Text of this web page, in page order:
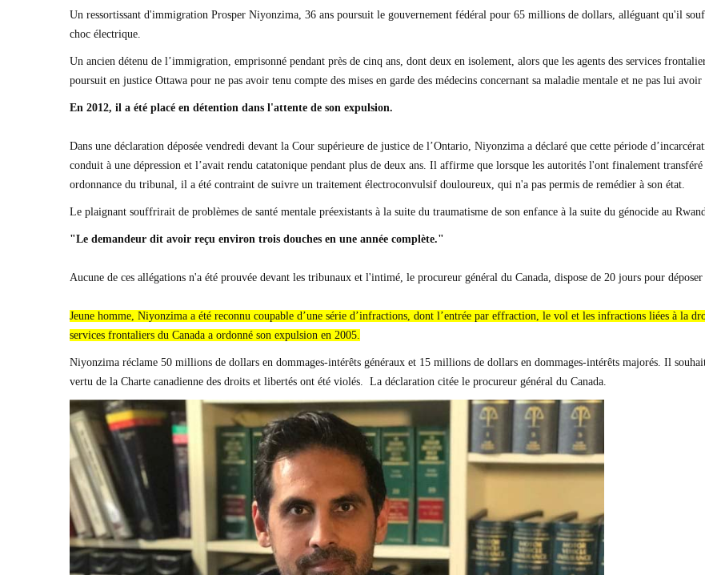
Un ressortissant d'immigration Prosper Niyonzima, 36 ans poursuit le gouvernement fédéral pour 65 millions de dollars, alléguant qu'il
choc électrique.
Un ancien détenu de l’immigration, emprisonné pendant près de cinq ans, dont deux en isolement, alors que les agents des services
poursuit en justice Ottawa pour ne pas avoir tenu compte des mises en garde des médecins concernant sa maladie mentale et ne pas lui
En 2012, il a été placé en détention dans l'attente de son expulsion.
Dans une déclaration déposée vendredi devant la Cour supérieure de justice de l’Ontario, Niyonzima a déclaré que cette période
conduit à une dépression et l’avait rendu catatonique pendant plus de deux ans. Il affirme que lorsque les autorités l'ont finalement
ordonnance du tribunal, il a été contraint de suivre un traitement électroconvulsif douloureux, qui n'a pas permis de remédier à son état.
Le plaignant souffrirait de problèmes de santé mentale préexistants à la suite du traumatisme de son enfance à la suite du génocide au
"Le demandeur dit avoir reçu environ trois douches en une année complète."
Aucune de ces allégations n'a été prouvée devant les tribunaux et l'intimé, le procureur général du Canada, dispose de 20 jours pour
Jeune homme, Niyonzima a été reconnu coupable d’une série d’infractions, dont l’entrée par effraction, le vol et les infractions liées à la
services frontaliers du Canada a ordonné son expulsion en 2005.
Niyonzima réclame 50 millions de dollars en dommages-intérêts généraux et 15 millions de dollars en dommages-intérêts majorés. Il
vertu de la Charte canadienne des droits et libertés ont été violés. La déclaration citée le procureur général du Canada.